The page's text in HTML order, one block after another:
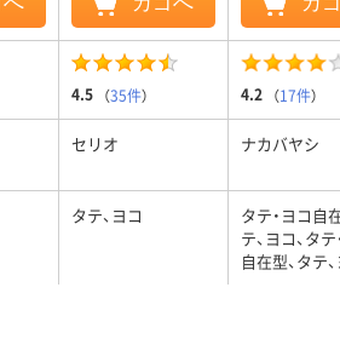
4.5 （35件） 4.2 （17件）
セリオ ナカバヤシ
タテ、ヨコ
タテ・ヨコ自
テ、ヨコ、タ
自在型、タテ